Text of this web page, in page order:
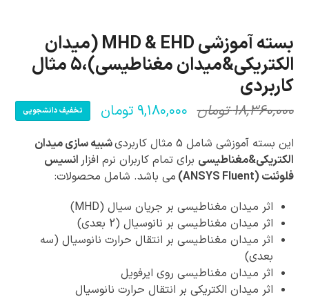
بسته آموزشی MHD & EHD (میدان
الکتریکی&میدان مغناطیسی)،5 مثال
کاربردی
۱۸,۳۶۰,۰۰۰ تومان
قیمت
اصلی:
۱۸,۳۶۰,۰۰۰ تومان
بود.
۹,۱۸۰,۰۰۰ تومان
قیمت
فعلی:
۹,۱۸۰,۰۰۰ تومان.
تخفیف دانشجویی
این بسته آموزشی شامل 5 مثال کاربردی
شبیه سازی میدان
الکتریکی&مغناطیسی برای تمام کاربران نرم افزار انسیس
فلوئنت (ANSYS Fluent)
می باشد. شامل محصولات:
اثر میدان مغناطیسی بر جریان سیال (MHD)
اثر میدان مغناطیسی بر نانوسیال (2 بعدی)
اثر میدان مغناطیسی بر انتقال حرارت نانوسیال (سه
بعدی)
اثر میدان مغناطیسی روی ایرفویل
اثر میدان الکتریکی بر انتقال حرارت نانوسیال